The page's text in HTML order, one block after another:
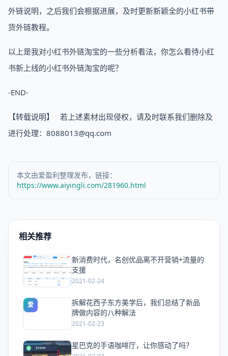
外链说明，之后我们会根据进展，及时更新新颖全的小红书带
货外链教程。
以上是我对小红书外链淘宝的一些分析看法，你怎么看待小红
书新上线的小红书外链淘宝的呢？
-END-
【转载说明】 若上述素材出现侵权，请及时联系我们删除及
进行处理：8088013@qq.com
本文由爱盈利整理发布，链接：
https://www.aiyingli.com/281960.html
相关推荐
爱
新消费时代，名创优品离不开营销+流量的
支援
2021-02-24
爱
拆解花西子东方美学后，我们总结了新品
牌做内容的八种解法
2021-02-23
爱 星巴克的手语咖啡厅，让你感动了吗？